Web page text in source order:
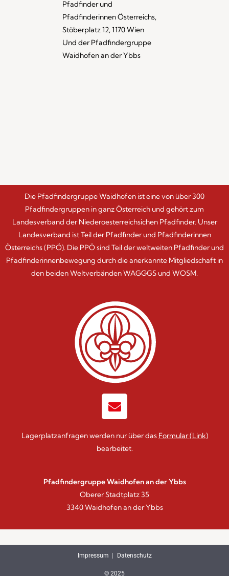
Pfadfinder und
Pfadfinderinnen Österreichs,
Stöberplatz 12, 1170 Wien
Und der Pfadfindergruppe
Waidhofen an der Ybbs
Die Pfadfindergruppe Waidhofen ist eine von über 300
Pfadfindergruppen in ganz Österreich und gehört zum
Landesverband der Niederoesterreichsichen Pfadfinder. Unser
Landesverband ist Teil der Pfadfinder und Pfadfinderinnen
Österreichs (PPÖ). Die PPÖ sind Teil der weltweiten Pfadfinder und
Pfadfinderinnenbewegung durch die anerkannte Mitgliedschaft in
den beiden Weltverbänden WAGGGS und WOSM.
Lagerplatzanfragen werden nur über das Formular(Link)
bearbeitet.
Pfadfindergruppe Waidhofen an der Ybbs
Oberer Stadtplatz 35
3340 Waidhofen an der Ybbs
Impressum Datenschutz
© 2025